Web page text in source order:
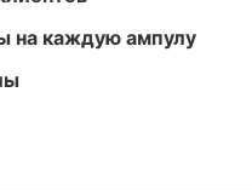
на каждую ампулу